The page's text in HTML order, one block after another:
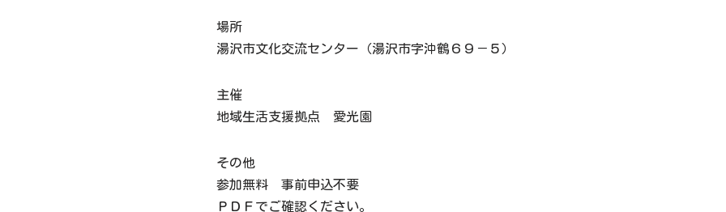
場所
湯沢市文化交流センター（湯沢市字沖鶴６９－５）
主催
地域生活支援拠点 愛光園
その他
参加無料 事前申込不要
ＰＤＦでご確認ください。